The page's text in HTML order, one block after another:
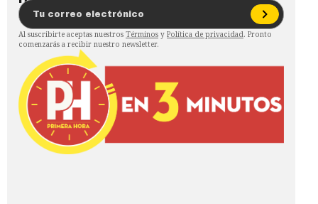
Al suscribirte aceptas nuestros Términos y Política de privacidad. Pronto
comenzarás a recibir nuestro newsletter.